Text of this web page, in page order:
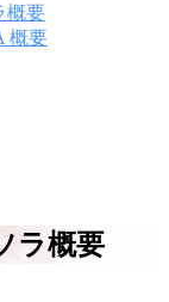
概要
概要
ラ概要